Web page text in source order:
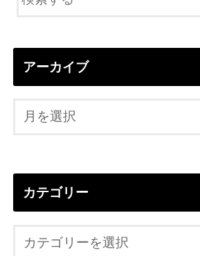
アーカイブ
カテゴリー